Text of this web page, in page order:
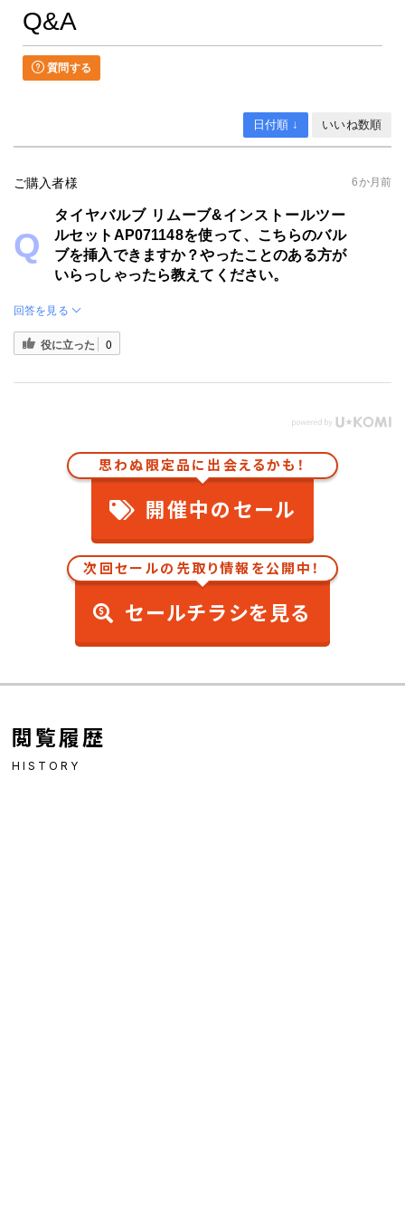
Q&A
質問する
日付順 ↓ いいね数順
ご購入者様 6か月前
タイヤバルブ リムーブ&インストールツー
ルセットAP071148を使って、こちらのバル
ブを挿入できますか？やったことのある方が
いらっしゃったら教えてください。
回答を見る
役に立った 0
思わぬ限定品に出会えるかも！
開催中のセール
次回セールの先取り情報を公開中！
セールチラシを見る
閲覧履歴
HISTORY